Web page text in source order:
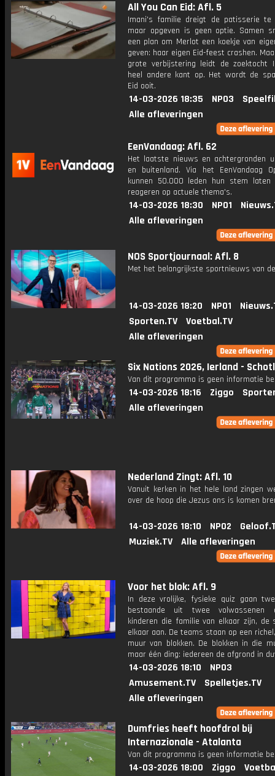
All You Can Eid: Afl. 5
Imani's familie dreigt de patisserie te
maar opgeven is geen optie. Samen
een plan om Merlot een koekje van
geven: haar eigen Eid-feest crashen.
grote verbijstering leidt de zoektocht
heel andere kant op. Het wordt de
Eid ooit.
14-03-2026 18:35 NPO3
Alle afleveringen
EenVandaag: Afl. 62
Het laatste nieuws en achtergronden
en buitenland. Via het EenVandaag
kunnen 50.000 leden hun stem laten
reageren op actuele thema's.
14-03-2026 18:30 NPO1
Alle afleveringen
NOS Sportjournaal: Afl. 8
Met het belangrijkste sportnieuws van
14-03-2026 18:20 NPO1
Sporten.TV
Voetbal.TV
Alle afleveringen
Six Nations 2026, Ierland -
Van dit programma is geen informatie
14-03-2026 18:16 Ziggo
Alle afleveringen
Nederland Zingt: Afl. 10
Vanuit kerken in het hele land zingen
over de hoop die Jezus ons is komen
14-03-2026 18:10 NPO2
Muziek.TV
Alle afleveringen
Voor het blok: Afl. 9
In deze vrolijke, fysieke quiz gaan
bestaande uit twee volwassenen
kinderen die familie van elkaar zijn, de
elkaar aan. De teams staan op een
muur van blokken. De blokken in die
maar één ding: iedereen de afgrond in
14-03-2026 18:10
NPO3
Amusement.TV
Spelletjes.TV
Alle afleveringen
Dumfries heeft hoofdrol bij
Internazionale - Atalanta
Van dit programma is geen informatie
14-03-2026 18:00 Ziggo